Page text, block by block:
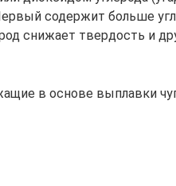
содержит больше
снижает твердость и
в основе выплавки